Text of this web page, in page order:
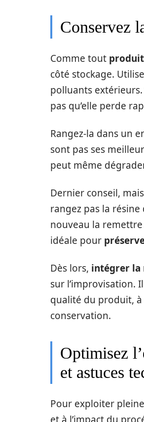
Conservez
Comme tout
côté stockage.
polluants
pas qu’elle perde
Rangez-la dans un
sont pas ses
peut même
Dernier conseil,
rangez pas la
nouveau la
idéale pour
Dès lors, intégrer la
sur l’improvisation.
qualité du produit,
conservation.
Optimisez
et astuces
Pour exploiter